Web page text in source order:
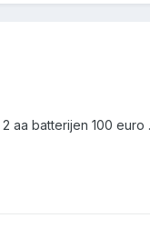
aa batterijen 100 euro